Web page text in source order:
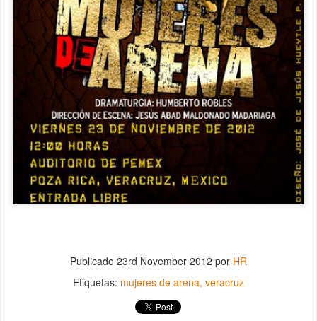
Publicado 23rd November 2012 por HR
Etiquetas: mujeres de arena veracruz